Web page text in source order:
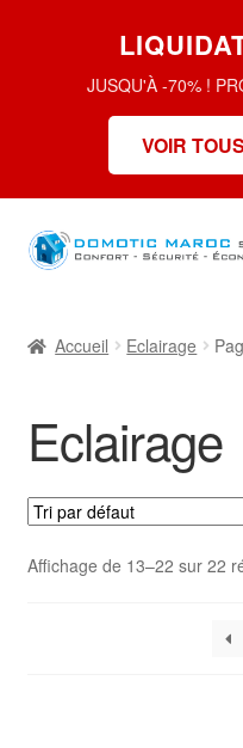
JUSQU'À -70% !
VOIR
Aller
à
navigation
Aller
au
Accueil Eclairage
Eclairage
Affichage de 13–22 sur 22